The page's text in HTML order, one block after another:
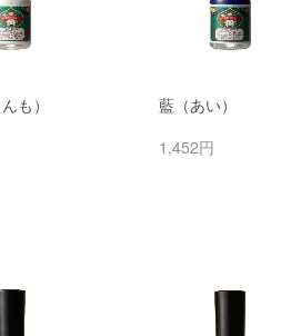
も）
藍（あい）
1,452円